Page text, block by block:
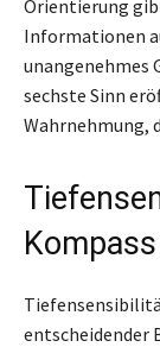
Orientierung
Informationen
unangenehmes
sechste Sinn
Wahrnehmung,
Kompass
entscheidender